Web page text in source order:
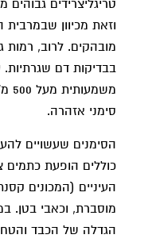
טריגליצרידים
וזאת מכיוון
בבדיקות דם
סימני אזהרה.
הסימנים שעשויים
כוללים הופעת כתמים
העיניים (המכונים
מוסברת, וכאבי בטן.
הגדלה של הכבד